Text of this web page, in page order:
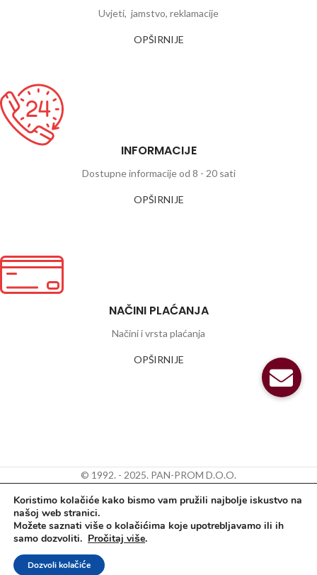
Uvjeti, jamstvo, reklamacije
OPŠIRNIJE
INFORMACIJE
Dostupne informacije od 8 - 20 sati
OPŠIRNIJE
NAČINI PLAĆANJA
Načini i vrsta plaćanja
OPŠIRNIJE
© 1992. - 2025. PAN-PROM D.O.O.
Koristimo kolačiće kako bismo vam pružili najbolje iskustvo na
našoj web stranici.
Možete saznati više o kolačićima koje upotrebljavamo ili ih
samo dozvoliti. Pročitaj više.
Dozvoli kolačiće